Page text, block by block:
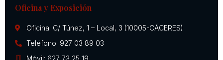
Oficina y Exposición
Oficina: C/ Túnez, 1 – Local, 3 (10005-CÁCERES)
Teléfono: 927 03 89 03